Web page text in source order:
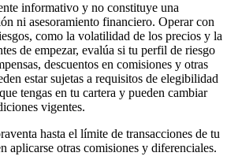
informativo y no constituye una
ni asesoramiento financiero. Operar con
como la volatilidad de los precios y la
de empezar, evalúa si tu perfil de riesgo
descuentos en comisiones y otras
estar sujetas a requisitos de elegibilidad
tengas en tu cartera y pueden cambiar
vigentes.
hasta el límite de transacciones de tu
aplicarse otras comisiones y diferenciales.